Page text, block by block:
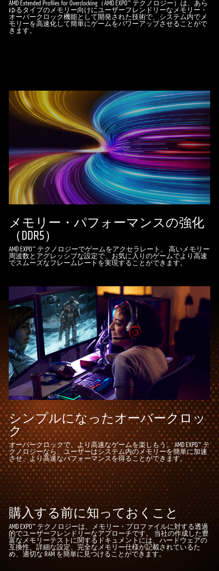
AMD Extended Profiles for Overclocking（AMD EXPO™ テクノロジー）は、あら
ゆるタイプのメモリー向けにユーザーフレンドリーなメモリー・
オーバークロック機能として開発された技術で、システム内でメ
モリーを高速化して簡単にゲームをパワーアップさせることがで
きます。
メモリー・パフォーマンスの強化
（DDR5）
AMD EXPO™ テクノロジーでゲームをアクセラレート。 高いメモリー
周波数とアグレッシブな設定で、お気に入りのゲームでより高速
でスムーズなフレームレートを実現することができます。
シンプルになったオーバークロッ
ク
オーバークロックで、より高速なゲームを楽しもう。 AMD EXPO™ テ
クノロジーなら、ユーザーはシステム内のメモリーを簡単に加速
させ、より高速なパフォーマンスを得ることができます。
購入する前に知っておくこと
AMD EXPO™ テクノロジーは、メモリー・プロファイルに対する透過
的でユーザーフレンドリーなアプローチです。 当社の作成した豊
富なメモリーテストに関するドキュメントには、ハードウェアの
互換性、詳細な設定、完全なメモリー仕様が記載されているた
め、適切な RAM を簡単に見つけることができます。